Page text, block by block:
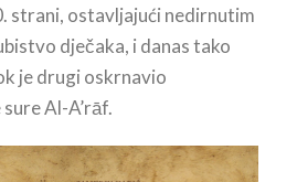
strani, ostavljajući nedirnutim
dječaka, i danas tako
je drugi oskrnavio
Al-A’rāf.